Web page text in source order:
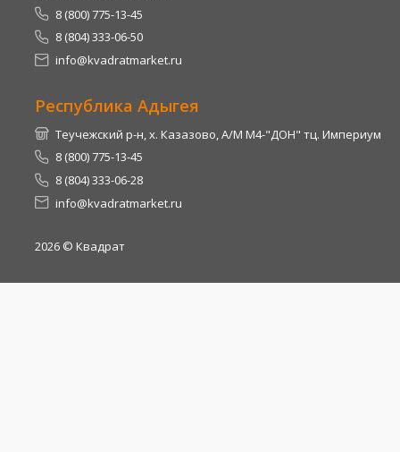
8 (800) 775-13-45
8 (804) 333-06-50
info@kvadratmarket.ru
Республика Адыгея
Теучежский р-н, х. Казазово, А/М М4-"ДОН" тц. Империум
8 (800) 775-13-45
8 (804) 333-06-28
info@kvadratmarket.ru
2026 © Квадрат